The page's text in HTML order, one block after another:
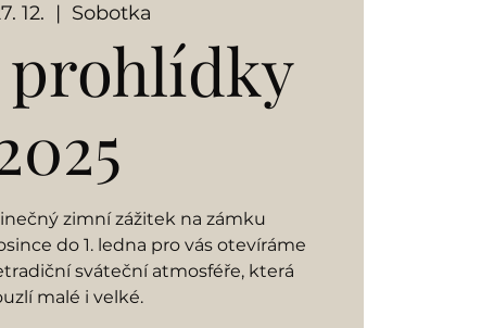
12.
  |
Sobotka
zimní zážitek na zámku
do 1. ledna pro vás otevíráme
sváteční atmosféře, která
malé i velké.